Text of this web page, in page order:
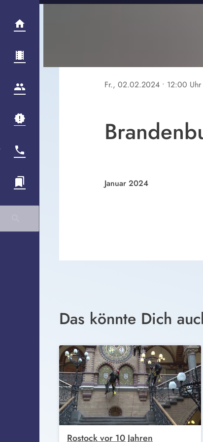
Fr., 02.02.2024 • 12:00 Uhr
Januar 2024
Das könnte Dich
Rostock vor 10 Jahren